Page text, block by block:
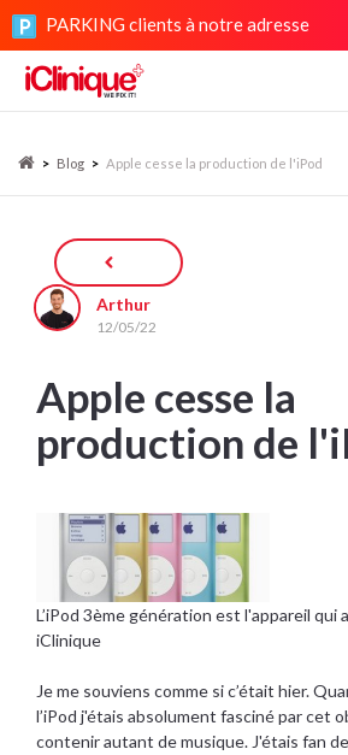
PARKING clients à notre adresse
> Blog > Apple cesse la production de l'iPod
Arthur
12/05/22
Apple cesse la
production de
L’iPod 3ème génération est l'appareil qui
iClinique
Je me souviens comme si c’était hier.
l’iPod j'étais absolument fasciné par cet
contenir autant de musique. J'étais fan